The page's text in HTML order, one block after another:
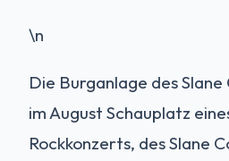
\n
Die Burganlage des
im August Schauplatz
Rockkonzerts, des Slane